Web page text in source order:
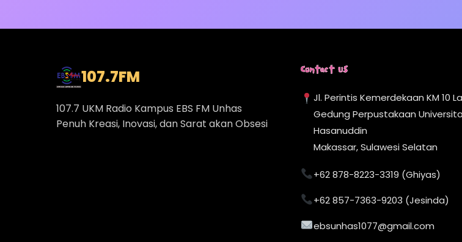
107.7FM
107.7 UKM Radio Kampus EBS FM Unhas
Penuh Kreasi, Inovasi, dan Sarat akan Obsesi
Contact Us
Jl. Perintis Kemerdekaan KM 10
Gedung Perpustakaan
Hasanuddin
Makassar, Sulawesi Selatan
+62 878-8223-3319 (Ghiyas)
+62 857-7363-9203 (Jesinda)
ebsunhas1077@gmail.com